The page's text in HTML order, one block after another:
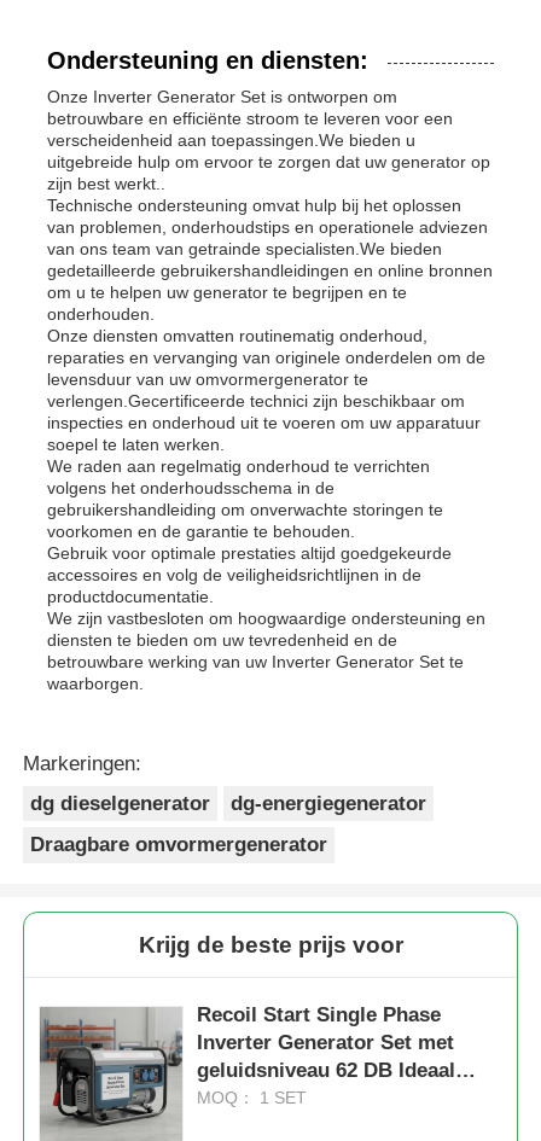
Ondersteuning en diensten:
Onze Inverter Generator Set is ontworpen om
betrouwbare en efficiënte stroom te leveren voor een
verscheidenheid aan toepassingen.We bieden u
uitgebreide hulp om ervoor te zorgen dat uw generator op
zijn best werkt..
Technische ondersteuning omvat hulp bij het oplossen
van problemen, onderhoudstips en operationele adviezen
van ons team van getrainde specialisten.We bieden
gedetailleerde gebruikershandleidingen en online bronnen
om u te helpen uw generator te begrijpen en te
onderhouden.
Onze diensten omvatten routinematig onderhoud,
reparaties en vervanging van originele onderdelen om de
levensduur van uw omvormergenerator te
verlengen.Gecertificeerde technici zijn beschikbaar om
inspecties en onderhoud uit te voeren om uw apparatuur
soepel te laten werken.
We raden aan regelmatig onderhoud te verrichten
volgens het onderhoudsschema in de
gebruikershandleiding om onverwachte storingen te
voorkomen en de garantie te behouden.
Gebruik voor optimale prestaties altijd goedgekeurde
accessoires en volg de veiligheidsrichtlijnen in de
productdocumentatie.
We zijn vastbesloten om hoogwaardige ondersteuning en
diensten te bieden om uw tevredenheid en de
betrouwbare werking van uw Inverter Generator Set te
waarborgen.
Markeringen:
dg dieselgenerator
dg-energiegenerator
Draagbare omvormergenerator
Krijg de beste prijs voor
Recoil Start Single Phase
Inverter Generator Set met
geluidsniveau 62 DB Ideaal
voor bouw en noodstroom
MOQ： 1 SET